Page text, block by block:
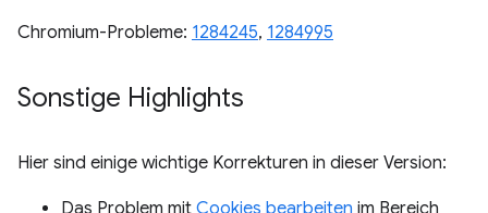
Chromium-Probleme: 1284245, 1284995
Sonstige Highlights
Hier sind einige wichtige Korrekturen in dieser Version: